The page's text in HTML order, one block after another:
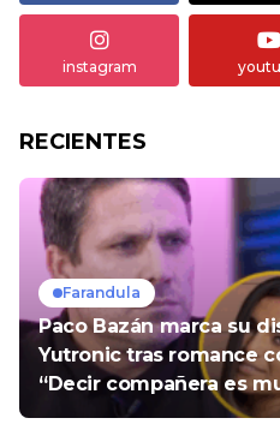
instagram
RECIENTES
Farandula
Paco Bazán marca su
Yutronic tras romance
“Decir compañera es